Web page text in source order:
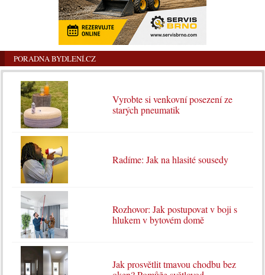
PORADNA BYDLENÍ.CZ
Vyrobte si venkovní posezení ze
starých pneumatik
Radíme: Jak na hlasité sousedy
Rozhovor: Jak postupovat v boji s
hlukem v bytovém domě
Jak prosvětlit tmavou chodbu bez